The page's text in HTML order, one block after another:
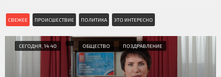
СВЕЖЕЕ ПРОИСШЕСТВИЕ ПОЛИТИКА ЭТО ИНТЕРЕСНО
СЕГОДНЯ, 14:40 ОБЩЕСТВО ПОЗДРАВЛЕНИЕ